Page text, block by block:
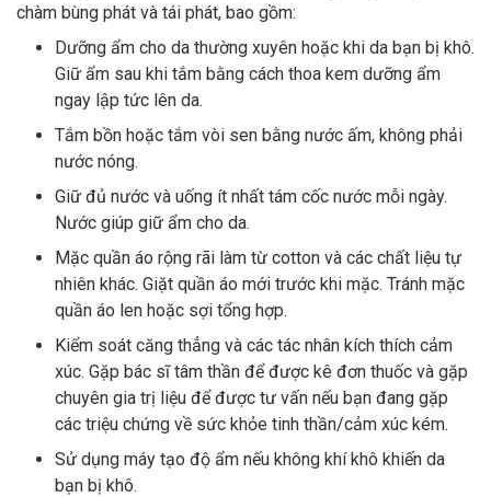
chàm bùng phát và tái phát, bao gồm:
Dưỡng ẩm cho da thường xuyên hoặc khi da bạn bị khô.
Giữ ẩm sau khi tắm bằng cách thoa kem dưỡng ẩm
ngay lập tức lên da.
Tắm bồn hoặc tắm vòi sen bằng nước ấm, không phải
nước nóng.
Giữ đủ nước và uống ít nhất tám cốc nước mỗi ngày.
Nước giúp giữ ẩm cho da.
Mặc quần áo rộng rãi làm từ cotton và các chất liệu tự
nhiên khác. Giặt quần áo mới trước khi mặc. Tránh mặc
quần áo len hoặc sợi tổng hợp.
Kiểm soát căng thẳng và các tác nhân kích thích cảm
xúc. Gặp bác sĩ tâm thần để được kê đơn thuốc và gặp
chuyên gia trị liệu để được tư vấn nếu bạn đang gặp
các triệu chứng về sức khỏe tinh thần/cảm xúc kém.
Sử dụng máy tạo độ ẩm nếu không khí khô khiến da
bạn bị khô.